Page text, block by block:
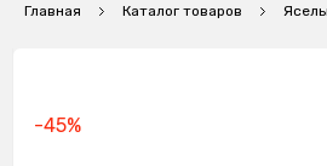
Главная Каталог товаров
-45%